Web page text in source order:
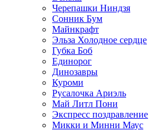
Черепашки Ниндзя
Сонник Бум
Майнкрафт
Эльза Холодное сердце
Губка Боб
Единорог
Динозавры
Куроми
Русалочка Ариэль
Май Литл Пони
Экспресс поздравление
Микки и Минни Маус